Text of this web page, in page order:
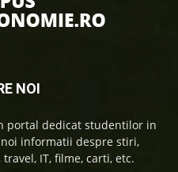
NOI
portal dedicat studentilor in
informatii despre stiri,
IT, filme, carti, etc.